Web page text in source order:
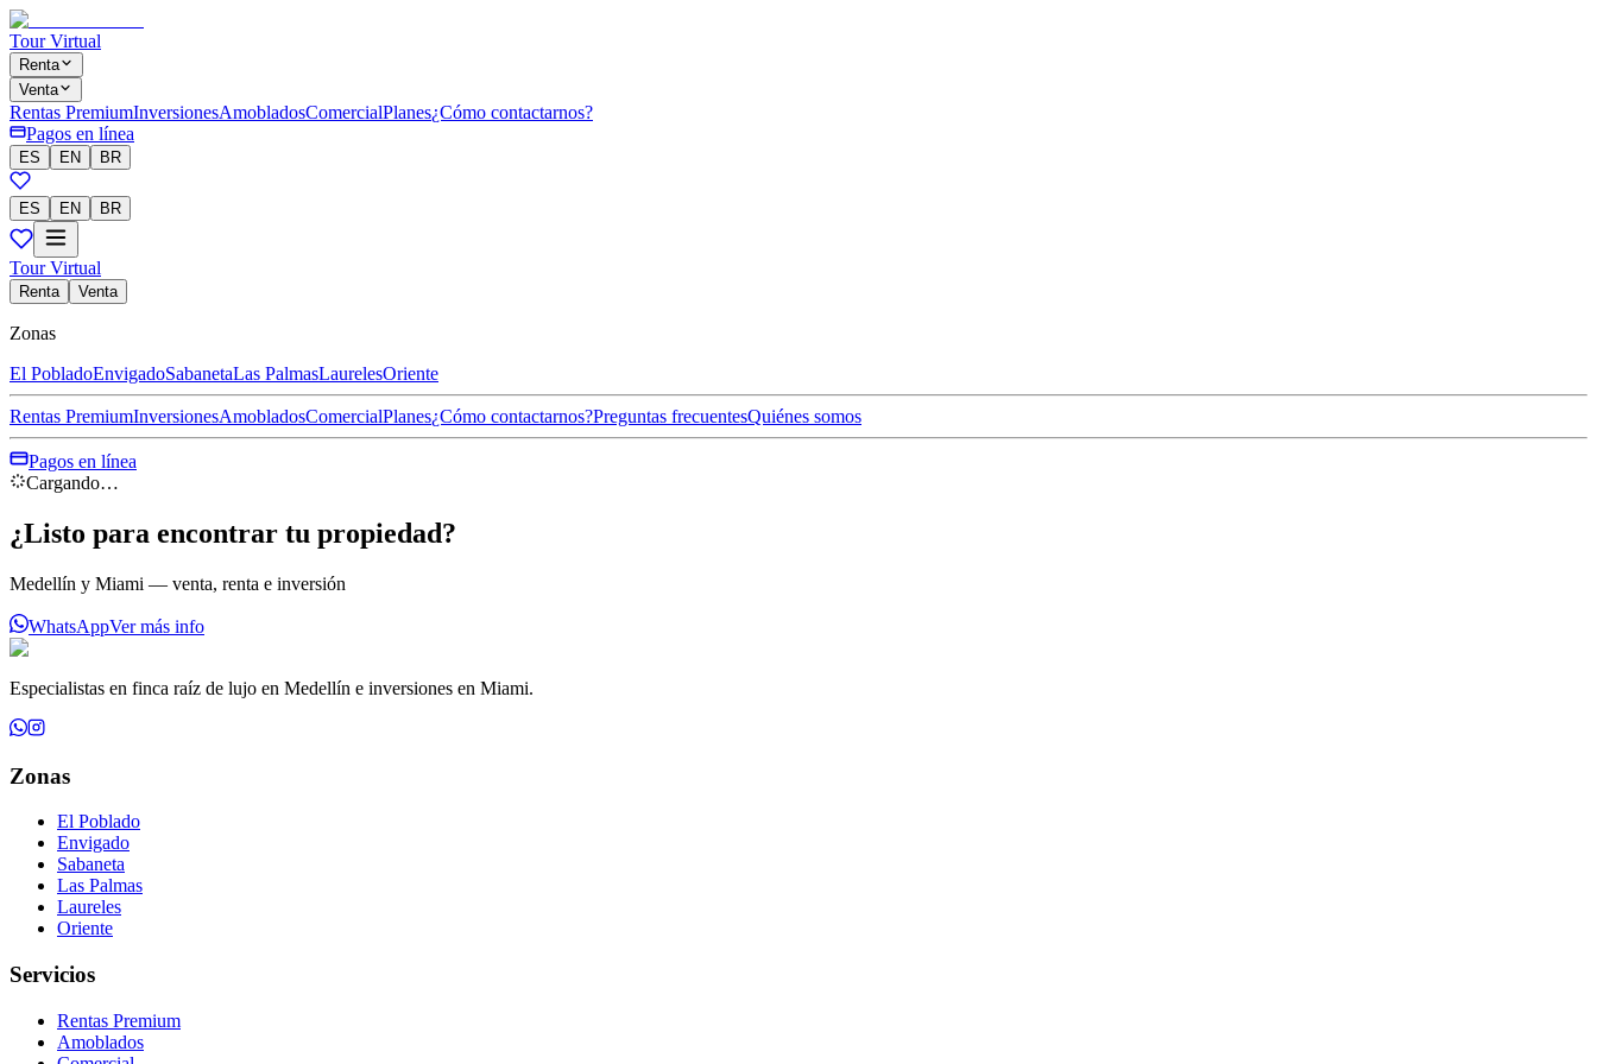
Tour Virtual
Renta
Venta
Rentas PremiumInversionesAmobladosComercialPlanes¿Cómo contactarnos?
Pagos en línea
ES EN BR
ES EN BR
Tour Virtual
Renta Venta
Zonas
El PobladoEnvigadoSabanetaLas PalmasLaurelesOriente
Rentas PremiumInversionesAmobladosComercialPlanes¿Cómo contactarnos?Preguntas frecuentesQuiénes somos
Pagos en línea
Cargando…
¿Listo para encontrar tu propiedad?
Medellín y Miami — venta, renta e inversión
WhatsAppVer más info
Especialistas en finca raíz de lujo en Medellín e inversiones en Miami.
Zonas
El Poblado
Envigado
Sabaneta
Las Palmas
Laureles
Oriente
Servicios
Rentas Premium
Amoblados